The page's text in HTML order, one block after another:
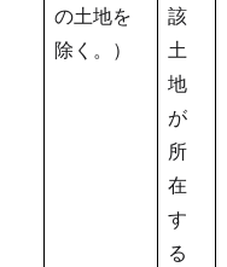
の土地を
除く。）
該
土
地
が
所
在
す
る